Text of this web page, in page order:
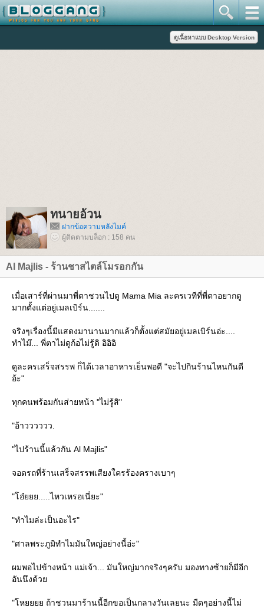
ทนายอ้วน
ฝากข้อความหลังไมค์
ผู้ติดตามบล็อก : 158 คน
Al Majlis - ร้านชาสไตล์โมรอกกัน
เมื่อเสาร์ที่ผ่านมาพี่ตาชวนไปดู Mama Mia ละครเวทีที่พี่ตาอยากดู
มากตั้งแต่อยู่เมลเบิร์น.......
จริงๆเรื่องนี้มีแสดงมานานมากแล้วก็ตั้งแต่สมัยอยู่เมลเบิร์นอ่ะ....
ทำไม๊... พี่ตาไม่ดูก้อไม่รู้ดิ อิอิอิ
ดูละครเสร็จสรรพ ก็ได้เวลาอาหารเย็นพอดี "จะไปกินร้านไหนกันดี
อ้ะ"
ทุกคนพร้อมกันส่ายหน้า "ไม่รู้สิ"
"อ้าวววววว.
"ไปร้านนี้แล้วกัน Al Majlis"
จอดรถที่ร้านเสร็จสรรพเสียงใครร้องครางเบาๆ
"โอ๋ยยย.....ไหวเหรอเนี่ยะ"
"ทำไมล่ะเป็นอะไร"
"ศาลพระภูมิทำไมมันใหญ่อย่างนี้อ่ะ"
ผมพอไปข้างหน้า แม่เจ้า... มันใหญ่มากจริงๆครับ มองทางซ้ายก็มีอีก
อันนึงด้ว
"โหยยยย ถ้าชวนมาร้านนี้อีกขอเป็นกลางวันเลยนะ มืดๆอย่างนี้ไม่